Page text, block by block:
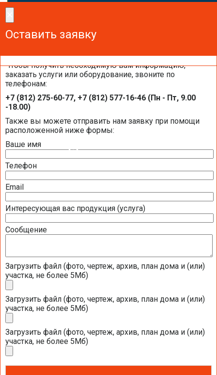
Оставить заявку
Отправить запрос на подбор
Оставить заявку
Чтобы получить необходимую вам информацию,
заказать услуги или оборудование, звоните по
телефонам:
+7 (812) 275-60-77, +7 (812) 577-16-46 (Пн - Пт, 9.00
-18.00)
Также вы можете отправить нам заявку при помощи
расположенной ниже формы:
Ваше имя
Телефон
Email
Интересующая вас продукция (услуга)
Сообщение
Загрузить файл (фото, чертеж, архив, план дома и (или)
участка, не более 5Мб)
Загрузить файл (фото, чертеж, архив, план дома и (или)
участка, не более 5Мб)
Загрузить файл (фото, чертеж, архив, план дома и (или)
участка, не более 5Мб)
Оставить заявку
ГЕОТЕРМАЛЬНЫЕ ТЕПЛОВЫЕ НАСОСЫ
ВОЗДУШНЫЕ ТЕПЛОВЫЕ НАСОСЫ NIBE
ВОЗДУШНЫЕ ТЕПЛОВЫЕ НАСОСЫ ZUBADAN
Воздушные тепловые насосы Daikin VRV
Низкотемпературный моноблок Daikin Altherma LT Monobloc
Низкотемпературный тепловой насос Daikin Altherma LT Split
Высокотемпературная сплит-система Daikin Altherma HT Split
Daikin Altherma Flex Type
Тепловой насос Daikin Altherma Hybrid и ГВС
Daikin Emura